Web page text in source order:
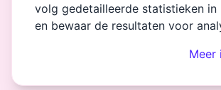
volg gedetailleerde statistieken in
en bewaar de resultaten voor
Meer